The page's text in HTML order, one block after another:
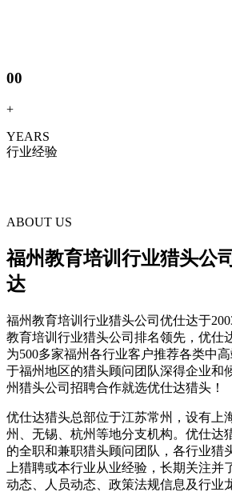
00
+
YEARS
行业经验
ABOUT US
福州教育培训行业猎头公
达
福州教育培训行业猎头公司优仕达于
教育培训行业猎头公司排名领先，优仕
为500多家福州各行业客户推荐各类中
于福州地区的猎头顾问团队深得企业和
州猎头公司招聘合作就选优仕达猎头！
优仕达猎头总部位于江苏常州，设有上
州、无锡、杭州等地分支机构。优仕达
的全职和兼职猎头顾问团队，各行业猎
上猎聘或本行业从业经验，长期关注并
动态、人员动态、政策法规信息及行业